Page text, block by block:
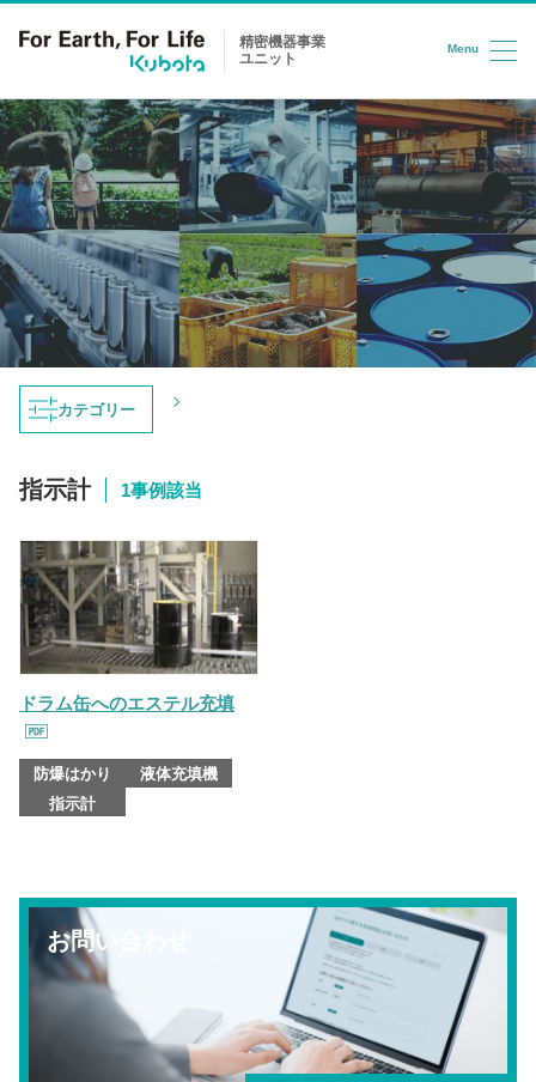
コンテンツへスキップ
精密機器事業
ユニット
Menu
トップ 導入事例
導入事例
カテゴリー
指示計 1事例該当
ドラム缶へのエステル充填
防爆はかり
液体充填機
指示計
お問い合わせ